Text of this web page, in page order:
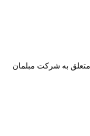
به شرکت مبلمان